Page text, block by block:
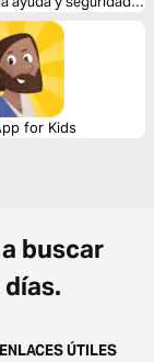
ante las muchas
for Kids
buscar
ENLACES ÚTILES